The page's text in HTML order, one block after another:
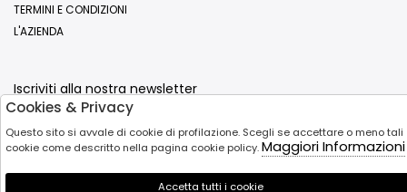
TERMINI E CONDIZIONI
L'AZIENDA
Iscriviti alla nostra newsletter
Invia
Cookies & Privacy
Questo sito si avvale di cookie di profilazione. Scegli se accettare o meno tali
cookie come descritto nella pagina cookie policy.Maggiori Informazioni
Accetta tutti i cookie